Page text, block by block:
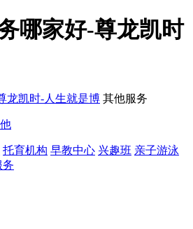
哪家好-尊龙凯时
龙凯时-人生就是博 其他服务
托育机构 早教中心 兴趣班 亲子游泳
务